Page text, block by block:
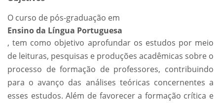
O curso de pós-graduação em
Ensino da Língua Portuguesa
, tem como objetivo aprofundar os estudos por meio
de leituras, pesquisas e produções acadêmicas sobre o
processo de formação de professores, contribuindo
para o avanço das análises teóricas concernentes a
esses estudos. Além de favorecer a formação crítica e